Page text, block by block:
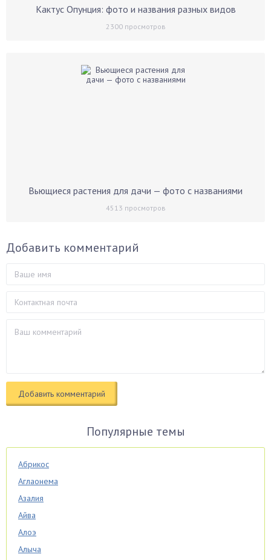
Кактус Опунция: фото и названия разных видов
2300просмотров
Вьющиеся растения для дачи — фото с названиями
4513 просмотров
Добавить комментарий
Популярные темы
Абрикос
Аглаонема
Азалия
Айва
Алоэ
Алыча